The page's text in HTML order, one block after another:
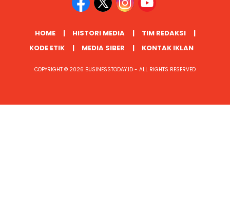
HOME HISTORI MEDIA
TIM REDAKSI
KODE ETIK
MEDIA SIBER KONTAK IKLAN
COPYRIGHT © 2026 BUSINESSTODAY.ID - ALL RIGHTS RESERVED